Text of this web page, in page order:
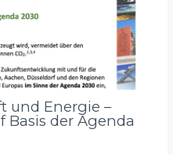
und Energie –
Basis der Agenda